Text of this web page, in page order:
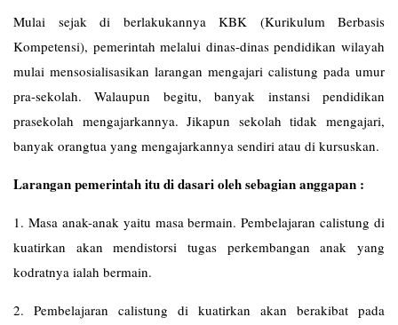
Mulai sejak di berlakukannya KBK (Kurikulum Berbasis
Kompetensi), pemerintah melalui dinas-dinas pendidikan wilayah
mulai mensosialisasikan larangan mengajari calistung pada umur
pra-sekolah. Walaupun begitu, banyak instansi pendidikan
prasekolah mengajarkannya. Jikapun sekolah tidak mengajari,
banyak orangtua yang mengajarkannya sendiri atau di kursuskan.
Larangan pemerintah itu di dasari oleh sebagian anggapan :
1. Masa anak-anak yaitu masa bermain. Pembelajaran calistung di
kuatirkan akan mendistorsi tugas perkembangan anak yang
kodratnya ialah bermain.
2. Pembelajaran calistung di kuatirkan akan berakibat pada